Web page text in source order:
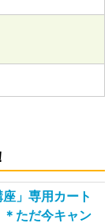
座」専用カート
ただ今キャン